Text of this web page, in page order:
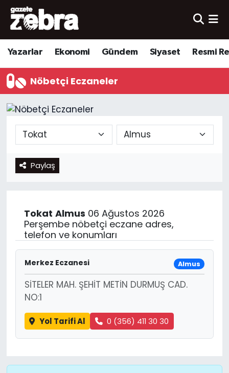
Yazarlar Ekonomi Gündem Siyaset Resmi
Nöbetçi Eczaneler
Paylaş
Tokat Almus 06 Ağustos 2026
Perşembe nöbetçi eczane adres,
telefon ve konumları
Merkez Eczanesi Almus
SİTELER MAH. ŞEHİT METİN DURMUŞ CAD.
NO:1
Yol Tarifi Al 0 (356) 411 30 30
Yazarlar
Ekonomi
Kültür-Sanat
Yerel
Spor
Nöbetçi Eczaneler
Hava Durumu
Trafik Durumu
Süper Lig Puan Durumu ve Fikstür
Tüm Manşetler
Son Dakika Haberleri